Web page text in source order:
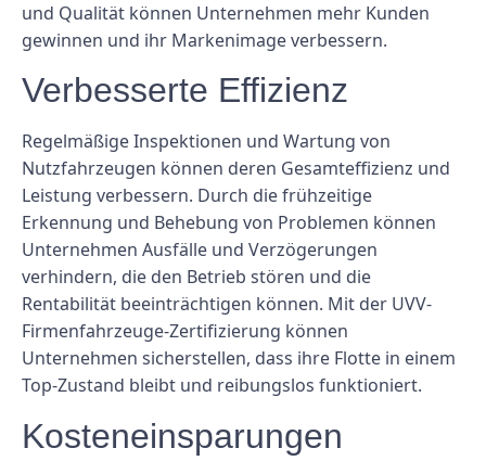
und Qualität können Unternehmen mehr Kunden
gewinnen und ihr Markenimage verbessern.
Verbesserte Effizienz
Regelmäßige Inspektionen und Wartung von
Nutzfahrzeugen können deren Gesamteffizienz und
Leistung verbessern. Durch die frühzeitige
Erkennung und Behebung von Problemen können
Unternehmen Ausfälle und Verzögerungen
verhindern, die den Betrieb stören und die
Rentabilität beeinträchtigen können. Mit der UVV-
Firmenfahrzeuge-Zertifizierung können
Unternehmen sicherstellen, dass ihre Flotte in einem
Top-Zustand bleibt und reibungslos funktioniert.
Kosteneinsparungen